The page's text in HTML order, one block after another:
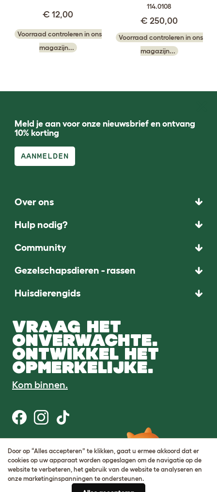
€ 12,00
Voorraad controleren in ons
magazijn...
114.0108
€ 250,00
Voorraad controleren in ons
magazijn...
Meld je aan voor onze nieuwsbrief en ontvang
10% korting
AANMELDEN
Over ons
Hulp nodig?
Community
Gezelschapsdieren - rassen
Huisdierengids
VRAAG HET
ONVERWACHTE.
ONTWIKKEL HET
OPMERKELIJKE.
Kom binnen.
Gebruiksvoorwaarden
Cookie & privacybeleid
Cookie Settings
Sitemap
Door op “Alles accepteren” te klikken, gaat u ermee akkoord dat er
cookies op uw apparaat worden opgeslagen om de navigatie op de
website te verbeteren, het gebruik van de website te analyseren en
onze marketinginspanningen te ondersteunen.